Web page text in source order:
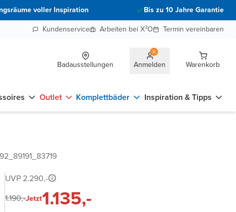
voller Inspiration
Bis zu 10 Jahre Garantie
Kundenservice
Arbeiten bei X²O Termin vereinbaren
Badausstellungen Anmelden Warenkorb
Outlet Komplettbäder Inspiration & Tipps
UVP 2.290,-
1.190,-Jetzt1.135,-